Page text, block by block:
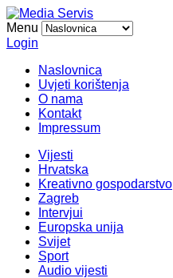
Menu
Login
Naslovnica
Uvjeti korištenja
O nama
Kontakt
Impressum
Vijesti
Hrvatska
Kreativno gospodarstvo
Zagreb
Intervjui
Europska unija
Svijet
Sport
Audio vijesti